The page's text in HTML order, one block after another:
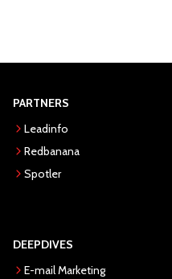
PARTNERS
Leadinfo
Redbanana
Spotler
DEEPDIVES
E-mail Marketing